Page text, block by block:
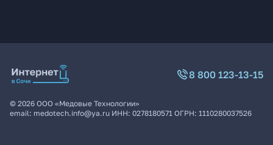
8 800 123-13-15
© 2026 ООО «Медовые Технологии»
email: medotech.info@ya.ru ИНН: 0278180571 ОГРН: 1110280037526